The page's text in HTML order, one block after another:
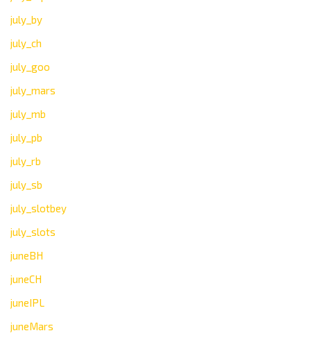
july_by
july_ch
july_goo
july_mars
july_mb
july_pb
july_rb
july_sb
july_slotbey
july_slots
juneBH
juneCH
juneIPL
juneMars